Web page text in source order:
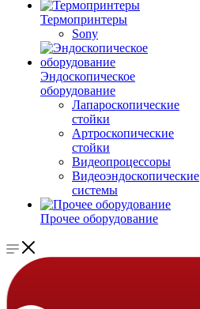
Термопринтеры
Sony
Эндоскопическое
оборудование
Лапароскопические
стойки
Артроскопические
стойки
Видеопроцессоры
Видеоэндоскопические
системы
Прочее оборудование